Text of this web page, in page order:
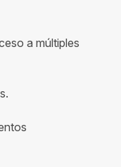
a múltiples